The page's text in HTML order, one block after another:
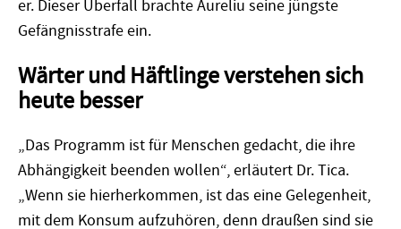
er. Dieser Überfall brachte Aureliu seine jüngste
Gefängnisstrafe ein.
Wärter und Häftlinge verstehen sich
heute besser
„Das Programm ist für Menschen gedacht, die ihre
Abhängigkeit beenden wollen“, erläutert Dr. Tica.
„Wenn sie hierherkommen, ist das eine Gelegenheit,
mit dem Konsum aufzuhören, denn draußen sind sie